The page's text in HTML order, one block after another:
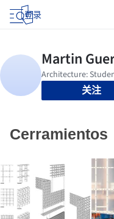
登录
关注
Cerramientos